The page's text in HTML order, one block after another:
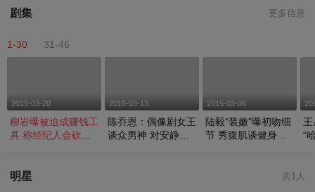
剧集 更多信息
1-30 31-46
2015-03-20
柳岩曝被迫成赚钱工
具 称经纪人会砍死
2015-03-13
陈乔恩：偶像剧女王
谈众男神 对安静美
2015-03-06
陆毅“装嫩”曝初吻细
节 秀腹肌谈健身Ga
“
明星 共1人